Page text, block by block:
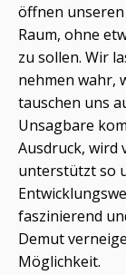
öffnen
Raum, ohne
zu sollen. Wir
nehmen wahr,
tauschen uns
Unsagbare
Ausdruck, wird
unterstützt so
faszinierend
Demut
Möglichkeit.